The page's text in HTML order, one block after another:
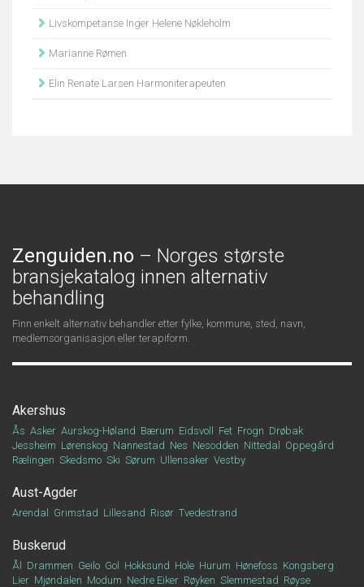
Livskompetanse Inger Helene Nøkleholm
Marianne Rømen
Elin Renate Larsen Harmoniterapeuten
Zenguiden.no – Norges største
bransjekatalog innen alternativ
behandling
Finn enkelt alternativ behandler etter fylke, kommune, sted, navn,
medlemsorganisasjon eller terapiform.
Akershus
Ås Asker Aurskog-Høland Bærum Eidsvoll Fet Frogn Drøbak
Jessheim Lørenskog Nannestad Nes Nesodden Nittedal
Oppegård
Rælingen Skedsmo Ski Sørum Ullensaker Vestby
Aust-Agder
Arendal Grimstad Lillesand Risør Tvedestrand
Buskerud
Ål Drammen Geilo Gol Hokksund Hole Hurum Hønefoss Kongsberg
Lier Mjøndalen Modum Nedre Eiker Røyken Slemmestad Røyse